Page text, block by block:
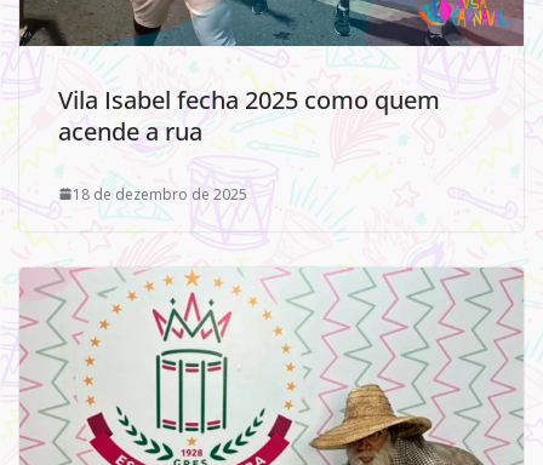
Vila Isabel fecha 2025 como quem
acende a rua
18 de dezembro de 2025